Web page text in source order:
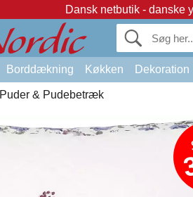
Dansk netbutik - danske
Borddækning Køkken Dekoration
Puder & Pudebetræk